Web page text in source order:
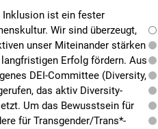
Inklusion ist ein fester
Wir sind überzeugt,
unser Miteinander stärken
Erfolg fördern. Aus
DEI-Committee (Diversity,
das aktiv Diversity-
Um das Bewusstsein für
für Transgender/Trans*-